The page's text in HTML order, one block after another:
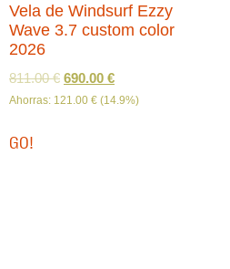
Vela de Windsurf Ezzy
Wave 3.7 custom color
2026
811.00€ 690.00 €
Ahorras: 121.00 € (14.9%)
GO!